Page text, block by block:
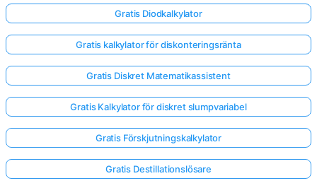
Logga
in
Gratis Diodkalkylator
Gratis kalkylator för diskonteringsränta
Gratis Diskret Matematikassistent
Gratis Kalkylator för diskret slumpvariabel
Gratis Förskjutningskalkylator
Gratis Destillationslösare